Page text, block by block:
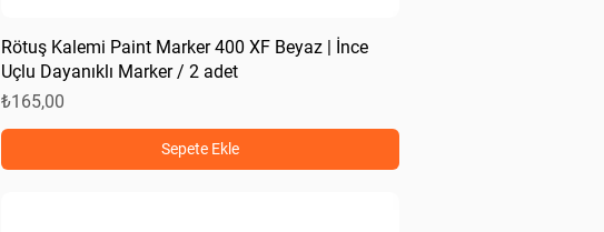
Rötuş Kalemi Paint Marker 400 XF Beyaz | İnce
Uçlu Dayanıklı Marker / 2 adet
Fiyat
₺165,00
Sepete Ekle